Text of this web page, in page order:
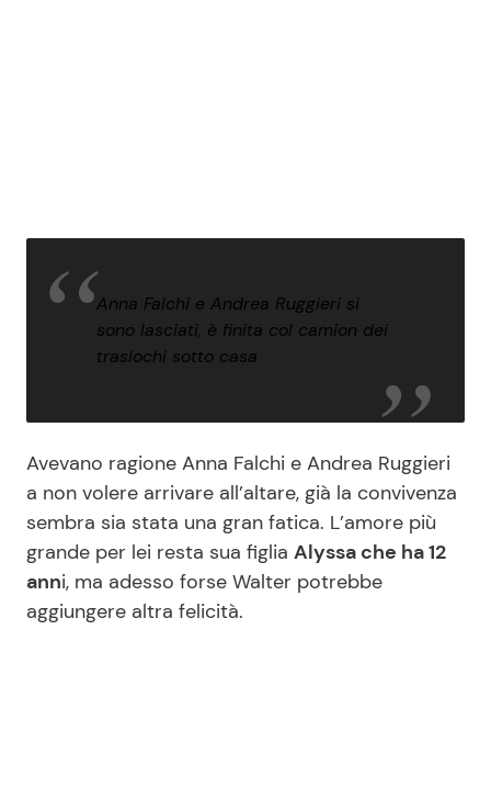
Anna Falchi e Andrea Ruggieri si
sono lasciati, è finita col camion dei
traslochi sotto casa
Avevano ragione Anna Falchi e Andrea Ruggieri
a non volere arrivare all’altare, già la convivenza
sembra sia stata una gran fatica. L’amore più
grande per lei resta sua figlia Alyssa che ha 12
anni, ma adesso forse Walter potrebbe
aggiungere altra felicità.